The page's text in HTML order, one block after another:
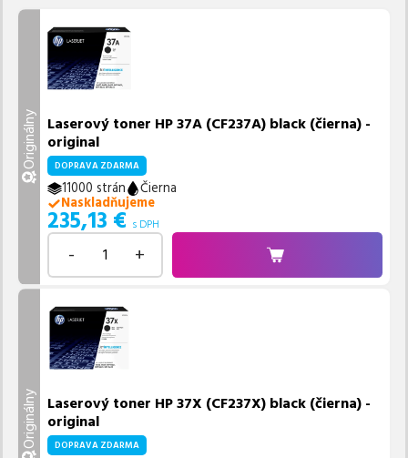
Originálny Laserový toner HP 37A (CF237A) black (čierna) -
original
DOPRAVA ZDARMA
11000 strán
Čierna
Naskladňujeme
235,13 € s DPH
- +
Originálny Laserový toner HP 37X (CF237X) black (čierna) -
original
DOPRAVA ZDARMA